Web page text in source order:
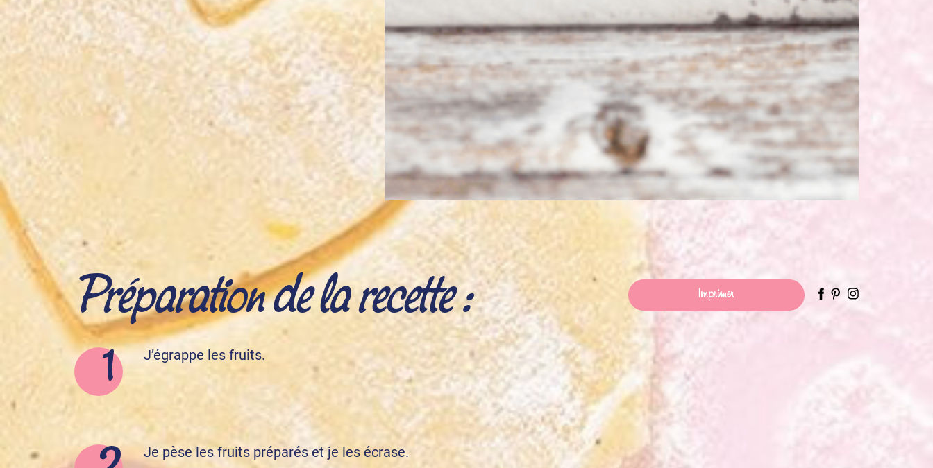
Préparation de la recette : Imprimer
J’égrappe les fruits.
Je pèse les fruits préparés et je les écrase.